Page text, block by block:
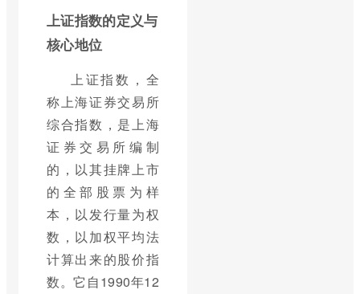
上证指数的定义与
核心地位
上证指数，全
称上海证券交易所
综合指数，是上海
证券交易所编制
的，以其挂牌上市
的全部股票为样
本，以发行量为权
数，以加权平均法
计算出来的股价指
数。它自1990年12